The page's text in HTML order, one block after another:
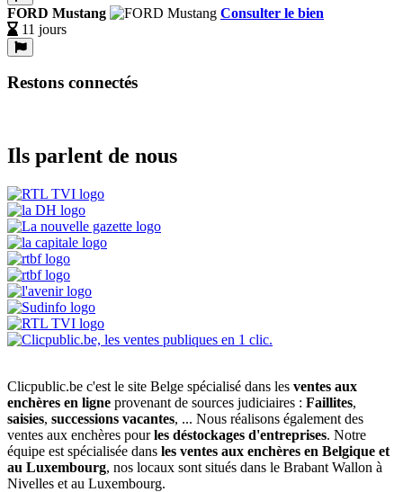
FORD Mustang
Consulter le bien
11 jours
Restons connectés
Ils parlent de nous
Clicpublic.be c'est le site Belge spécialisé dans les ventes aux
enchères en ligne provenant de sources judiciaires : Faillites,
saisies, successions vacantes, ... Nous réalisons également des
ventes aux enchères pourles déstockages d'entreprises. Notre
équipe est spécialisée dans les ventes aux enchères en Belgique et
au Luxembourg, nos locaux sont situés dans le Brabant Wallon à
Nivelles et au Luxembourg.